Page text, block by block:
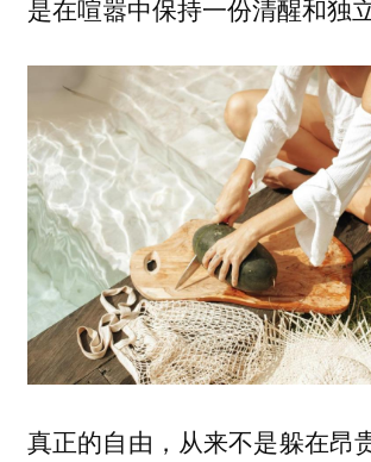
是在喧嚣中保持一份清醒和独
真正的自由，从来不是躲在昂